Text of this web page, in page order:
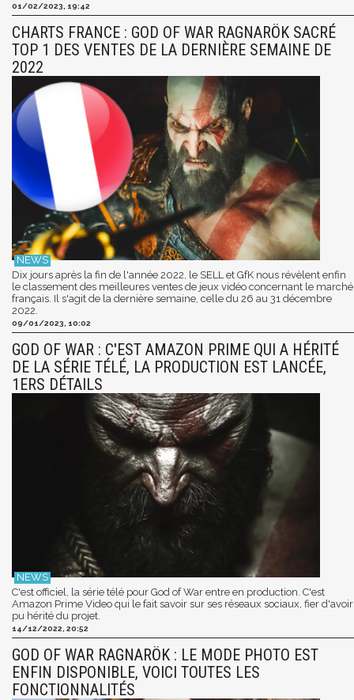
01/02/2023, 19:42
CHARTS FRANCE : GOD OF WAR RAGNARÖK SACRÉ
TOP 1 DES VENTES DE LA DERNIÈRE SEMAINE DE
2022
Dix jours après la fin de l'année 2022, le SELL et GfK nous révèlent enfin
le classement des meilleures ventes de jeux vidéo concernant le marché
français. Il s'agit de la dernière semaine, celle du 26 au 31 décembre
2022.
09/01/2023, 10:02
GOD OF WAR : C'EST AMAZON PRIME QUI A HÉRITÉ
DE LA SÉRIE TÉLÉ, LA PRODUCTION EST LANCÉE,
1ERS DÉTAILS
C'est officiel, la série télé pour God of War entre en production. C'est
Amazon Prime Video qui le fait savoir sur ses réseaux sociaux, fier d'avoir
pu hérité du projet.
14/12/2022, 20:52
GOD OF WAR RAGNARÖK : LE MODE PHOTO EST
ENFIN DISPONIBLE, VOICI TOUTES LES
FONCTIONNALITÉS